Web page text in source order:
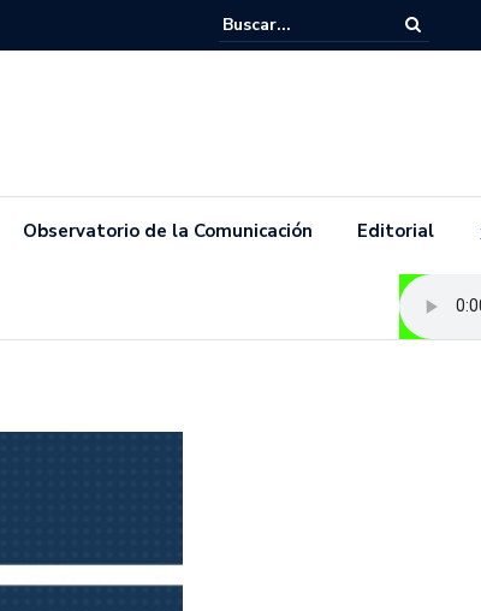
Movimiento feminista se pronuncia
Salvador.
Observatorio de la Comunicación Editorial